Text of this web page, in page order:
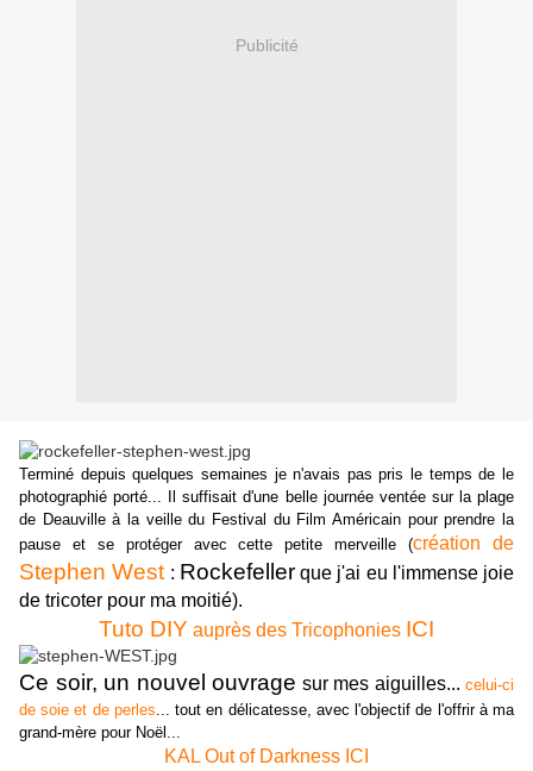
Publicité
Terminé depuis quelques semaines je n'avais pas pris le temps de le
photographié porté... Il suffisait d'une belle journée ventée sur la plage
de Deauville à la veille du Festival du Film Américain pour prendre la
pause et se protéger avec cette petite merveille (création de
Stephen West : Rockefellerque j'ai eu l'immense joie
de tricoter pour ma moitié).
Tuto DIY auprès des Tricophonies ICI
Ce soir, un nouvel ouvrage sur mes aiguilles... celui-ci
de soie et de perles... tout en délicatesse, avec l'objectif de l'offrir à ma
grand-mère pour Noël...
KAL Out of Darkness ICI